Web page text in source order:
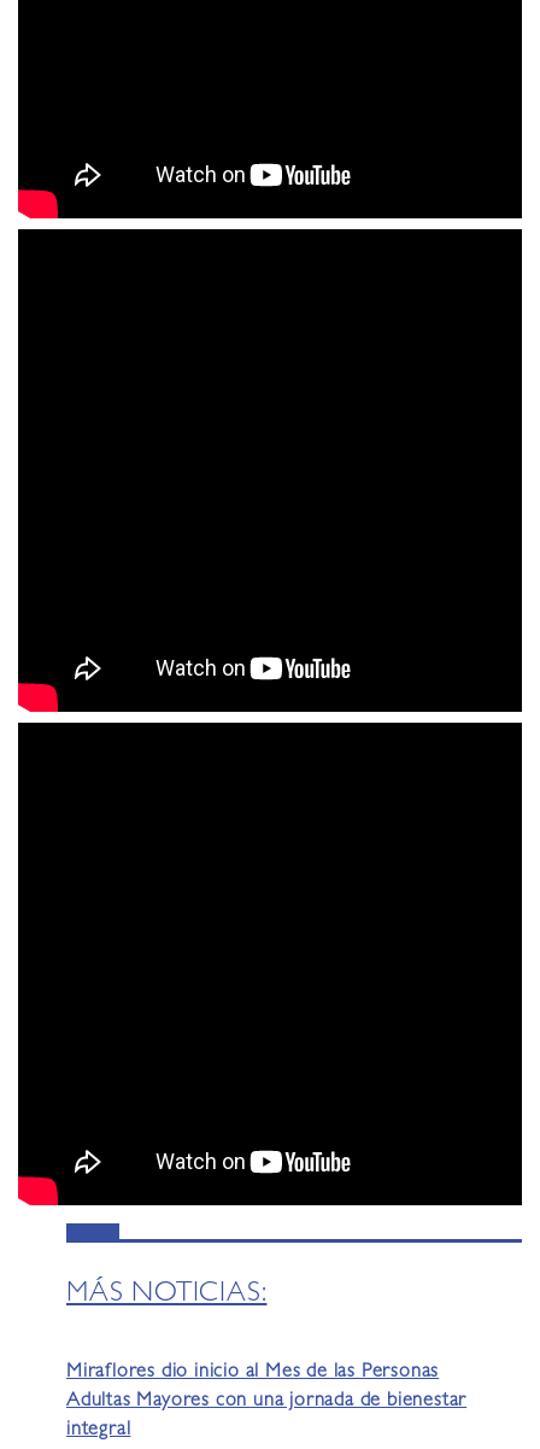
MÁS NOTICIAS:
Miraflores dio inicio al Mes de las Personas
Adultas Mayores con una jornada de bienestar
integral